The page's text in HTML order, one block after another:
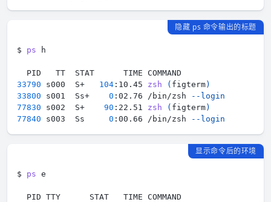
隐藏 ps 命令输出的标题
$ ps
33790 s000  S+ 104 :10.45 zsh ( figterm)
33800 s001  Ss+ 0 :02.76 /bin/zsh
--login
77830 s002  S+ 90 :22.51 zsh ( figterm)
77840 s003  Ss 0 :00.66 /bin/zsh --login
显示命令后的环境
$ ps